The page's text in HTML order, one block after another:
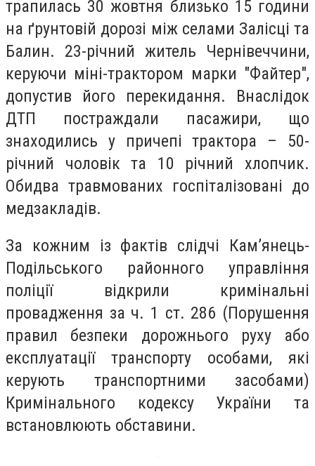
трапилась 30 жовтня близько 15 години
на ґрунтовій дорозі між селами Залісці та
Балин. 23-річний житель Чернівеччини,
керуючи міні-трактором марки "Файтер",
допустив його перекидання. Внаслідок
ДТП постраждали пасажири, що
знаходились у причепі трактора – 50-
річний чоловік та 10 річний хлопчик.
Обидва травмованих госпіталізовані до
медзакладів.
За кожним із фактів слідчі Кам’янець-
Подільського районного управління
поліції відкрили кримінальні
провадження за ч. 1 ст. 286 (Порушення
правил безпеки дорожнього руху або
експлуатації транспорту особами, які
керують транспортними засобами)
Кримінального кодексу України та
встановлюють обставини.